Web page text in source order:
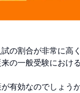
の割合が非常に高
の一般受験にお
有効なのでしょう